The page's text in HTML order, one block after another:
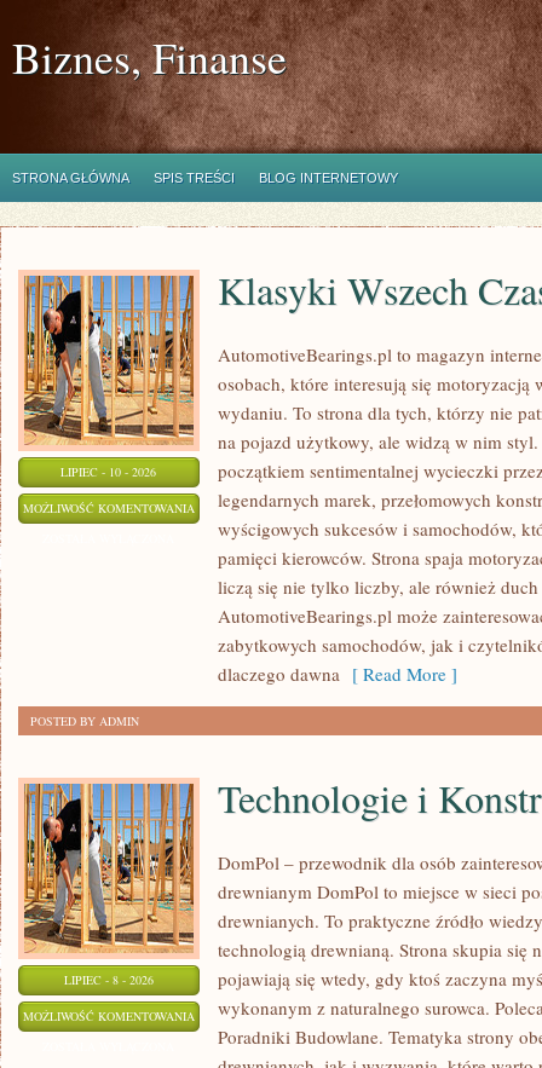
Biznes, Finanse
STRONA GŁÓWNA SPIS TREŚCI BLOG INTERNETOWY
LIPIEC - 10 - 2026
MOŻLIWOŚĆ KOMENTOWANIA KLASYKI
WSZECH
CZASÓW
Klasyki Wszech
AutomotiveBearings.pl to magazyn
osobach, które interesują się
wydaniu. To strona dla tych, którzy nie
na pojazd użytkowy, ale widzą w nim
początkiem sentimentalnej wycieczki
legendarnych marek, przełomowych
wyścigowych sukcesów i samochodów,
pamięci kierowców. Strona spaja
liczą się nie tylko liczby, ale również duch
AutomotiveBearings.pl może
zabytkowych samochodów, jak i
dlaczego dawna [ Read More ]
POSTED BY ADMIN
LIPIEC - 8 - 2026
MOŻLIWOŚĆ KOMENTOWANIA TECHNOLOGIE
Technologie i
DomPol – przewodnik dla osób
drewnianym DomPol to miejsce w sieci
drewnianych. To praktyczne źródło
technologią drewnianą. Strona skupia się
pojawiają się wtedy, gdy ktoś zaczyna
wykonanym z naturalnego surowca.
Poradniki Budowlane. Tematyka strony